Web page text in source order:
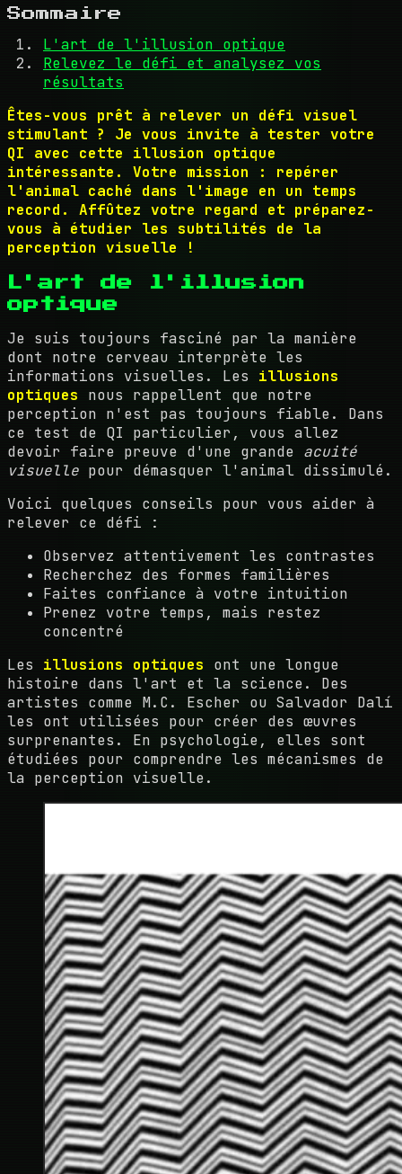
Sommaire
L'art de l'illusion optique
Relevez le défi et analysez vos
résultats
Êtes-vous prêt à relever un défi visuel
stimulant ? Je vous invite à tester votre
QI avec cette illusion optique
intéressante. Votre mission : repérer
l'animal caché dans l'image en un temps
record. Affûtez votre regard et préparez-
vous à étudier les subtilités de la
perception visuelle !
L'art de l'illusion
optique
Je suis toujours fasciné par la manière
dont notre cerveau interprète les
informations visuelles. Les illusions
optiques nous rappellent que notre
perception n'est pas toujours fiable. Dans
ce test de QI particulier, vous allez
devoir faire preuve d'une grande acuité
visuelle pour démasquer l'animal dissimulé.
Voici quelques conseils pour vous aider à
relever ce défi :
Observez attentivement les contrastes
Recherchez des formes familières
Faites confiance à votre intuition
Prenez votre temps, mais restez
concentré
Les illusions optiques ont une longue
histoire dans l'art et la science. Des
artistes comme M.C. Escher ou Salvador Dalí
les ont utilisées pour créer des œuvres
surprenantes. En psychologie, elles sont
étudiées pour comprendre les mécanismes de
la perception visuelle.